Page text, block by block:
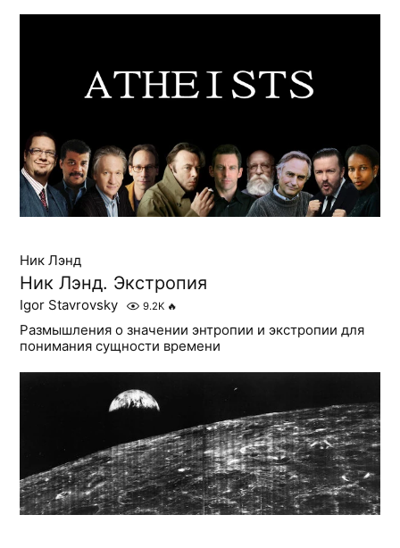
Ник Лэнд
Ник Лэнд. Экстропия
Igor Stavrovsky 9.2K 🔥
Размышления о значении энтропии и экстропии для
понимания сущности времени